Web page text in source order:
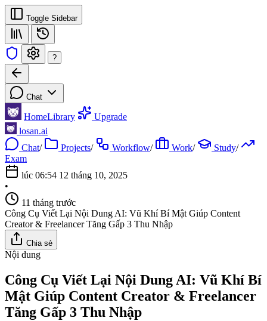
Toggle Sidebar
?
Chat
HomeLibrary
Upgrade
losan.ai
Chat/ Projects/ Workflow/ Work/ Study/
Exam
lúc 06:54 12 tháng 10, 2025
•
11 tháng trước
Công Cụ Viết Lại Nội Dung AI: Vũ Khí Bí Mật Giúp Content
Creator & Freelancer Tăng Gấp 3 Thu Nhập
Chia sẻ
Nội dung
Công Cụ Viết Lại Nội Dung AI: Vũ Khí Bí
Mật Giúp Content Creator & Freelancer
Tăng Gấp 3 Thu Nhập